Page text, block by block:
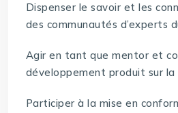
Dispenser le savoir et les
des communautés d’experts
Agir en tant que mentor et
développement produit sur la
Participer à la mise en